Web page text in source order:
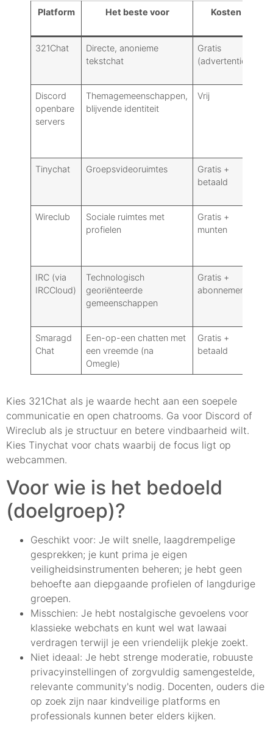
Platform Het beste voor Kosten
321Chat
Directe, anonieme
tekstchat
Gratis
(advertenties)
Discord
openbare
servers
Themagemeenschappen,
blijvende identiteit
Vrij
Tinychat Groepsvideoruimtes
Gratis +
betaald
Wireclub
Sociale ruimtes met
profielen
Gratis +
munten
IRC (via
IRCCloud)
Technologisch
georiënteerde
gemeenschappen
Gratis +
abonnement
Smaragd
Chat
Een-op-een chatten met
een vreemde (na
Omegle)
Gratis +
betaald
Kies 321Chat als je waarde hecht aan een soepele
communicatie en open chatrooms. Ga voor Discord of
Wireclub als je structuur en betere vindbaarheid wilt.
Kies Tinychat voor chats waarbij de focus ligt op
webcammen.
Voor wie is het bedoeld
(doelgroep)?
Geschikt voor: Je wilt snelle, laagdrempelige
gesprekken; je kunt prima je eigen
veiligheidsinstrumenten beheren; je hebt geen
behoefte aan diepgaande profielen of langdurige
groepen.
Misschien: Je hebt nostalgische gevoelens voor
klassieke webchats en kunt wel wat lawaai
verdragen terwijl je een vriendelijk plekje zoekt.
Niet ideaal: Je hebt strenge moderatie, robuuste
privacyinstellingen of zorgvuldig samengestelde,
relevante community's nodig. Docenten, ouders die
op zoek zijn naar kindveilige platforms en
professionals kunnen beter elders kijken.